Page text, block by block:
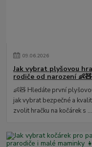
09.06.2026
Jak vybrat plyšovou
rodiče od narození 👶🧸
👶🧸 Hledáte první
jak vybrat bezpečné a
zvolit hračku na kočárek s